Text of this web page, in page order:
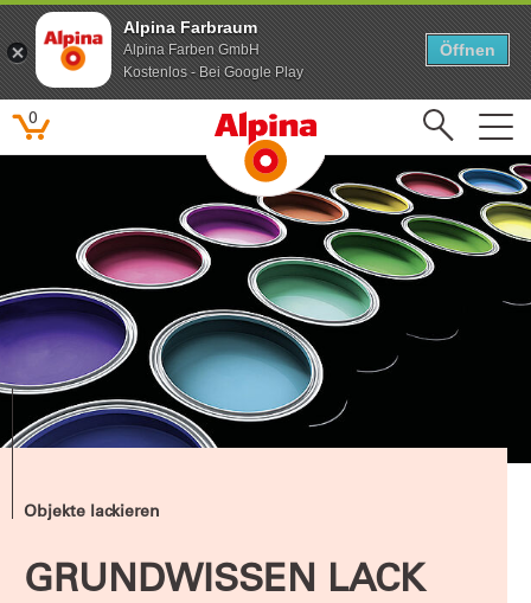
Beliebte Suchbegriffe
Feine Farben
Lacke
Pure farben
Kinderzimmer
Farbenfreunde
0
Objekte lackieren
GRUNDWISSEN LACK
Alpina Farbraum
Alpina Farben GmbH
Kostenlos - Bei Google Play
Öffnen
Alpina Farbraum
Alpina Farben GmbH
Kostenlos - Bei Google Play
Öffnen